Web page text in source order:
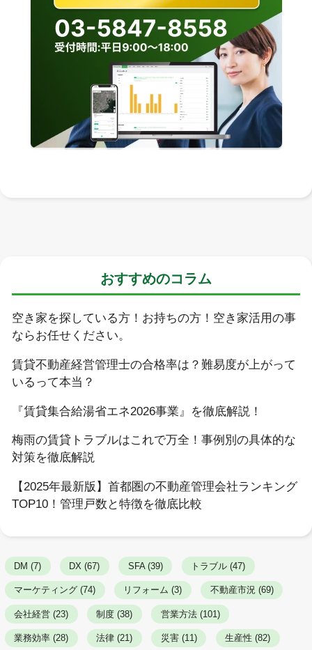
おすすめのコラム
空き家を探している方！お持ちの方！空き家活用の事
ならお任せください。
賃貸不動産経営管理士の合格率は？難易度が上がって
いるって本当？
『賃貸集合給湯省エネ2026事業』を徹底解説！
梅雨の賃貸トラブルはこれで万全！事例別の具体的な
対策を徹底解説
【2025年最新版】首都圏の不動産管理会社ランキング
TOP10！管理戸数と特徴を徹底比較
DM (7) DX (67) SFA (39) トラブル (47)
マーケティング (74) リフォーム (3) 不動産市況 (69)
会社経営 (23) 制度 (38) 営業方法 (101)
業務効率 (28) 法律 (21) 災害 (11) 生産性 (82)